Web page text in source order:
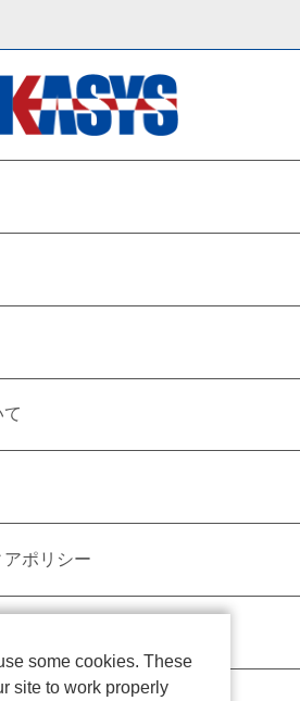
ポリシー
some cookies. These
site to work properly